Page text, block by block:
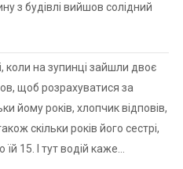
з будівлі вийшов солідний
коли на зупинці зайшли двоє
щоб розрахуватися за
йому років, хлопчик відповів,
скільки років його сестрі,
15. І тут водій каже…